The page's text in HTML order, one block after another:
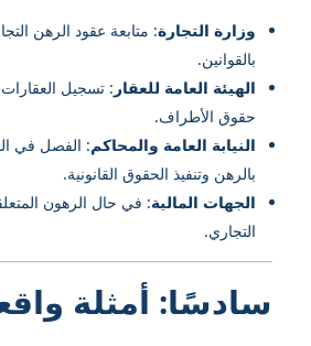
وزارة التجارة: متابعة عقود الرهن
بالقوانين.
الهيئة العامة للعقار : تسجيل
حقوق الأطراف.
النيابة العامة والمحاكم: الفصل في
بالرهن وتنفيذ الحقوق القانونية.
الجهات المالية: في حال الرهون
التجاري.
سادسًا: أمثلة